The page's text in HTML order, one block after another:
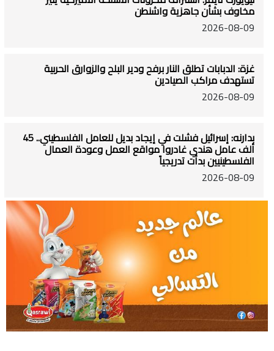
مخاوف بشأن جاهزية واشنطن
2026-08-09
غزة: الدبابات تطلق النار برفح ودير البلح والزوارق الحربية
تستهدف مراكب الصيادين
2026-08-09
بدارنه: إسرائيل فشلت في إيجاد بديل للعامل الفلسطيني.. 45
ألف عامل هندي غادروا مواقع العمل وعودة العمال
الفلسطينيين بدأت تدريجياً
2026-08-09